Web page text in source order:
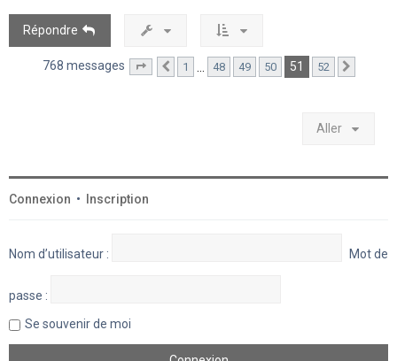
Répondre
768 messages Page 51 sur 52
Précédent
1 48 49 50 51 52
Aller
Connexion • Inscription
Nom d’utilisateur : Mot de
passe :
Se souvenir de moi